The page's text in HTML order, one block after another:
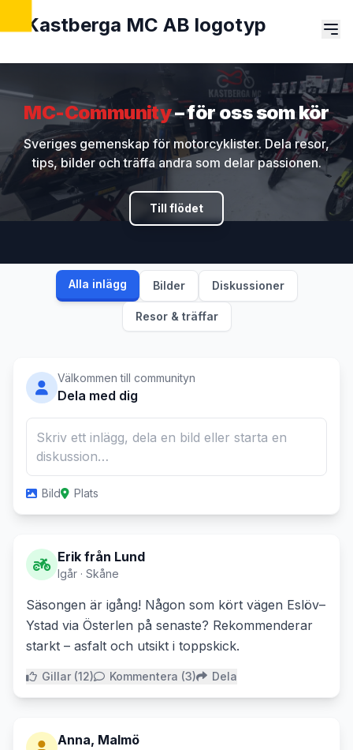
MC-Community– för oss som kör
Sveriges gemenskap för motorcyklister. Dela resor,
tips, bilder och träffa andra som delar passionen.
Till flödet
Alla inlägg Bilder Diskussioner
Resor & träffar
Välkommen till communityn
Dela med dig
Skriv ett inlägg, dela en bild eller starta en
diskussion…
Bild Plats
Erik från Lund
Igår · Skåne
Säsongen är igång! Någon som kört vägen Eslöv–
Ystad via Österlen på senaste? Rekommenderar
starkt – asfalt och utsikt i toppskick.
Gillar (12) Kommentera (3) Dela
Anna, Malmö